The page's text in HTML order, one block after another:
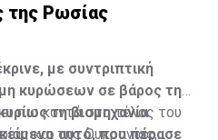
της Ρωσίας
με συντριπτική
κυρώσεων σε βάρος της
τη βιομηχανία
αυτό, που πέρασε
πιο κοντά στο τέλος του
και της Ουκρανίας,